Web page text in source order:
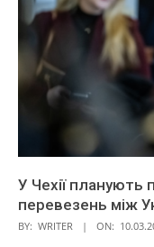
У Чехії планують
перевезень між
BY: WRITER ON: